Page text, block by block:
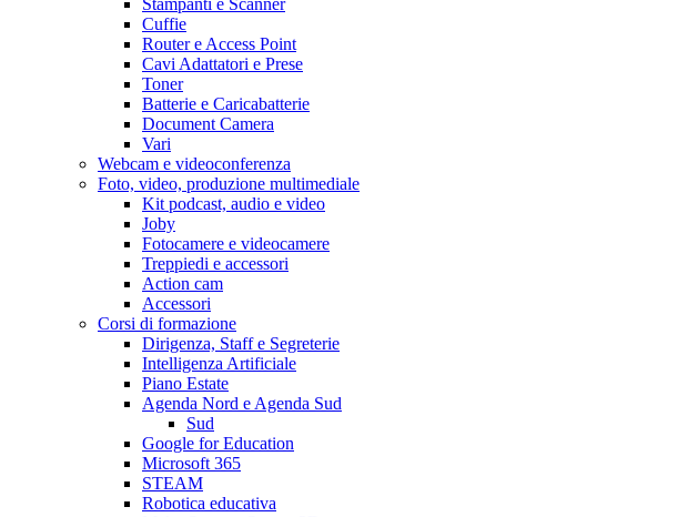
Cuffie
Router e Access Point
Cavi Adattatori e Prese
Toner
Batterie e Caricabatterie
Document Camera
Vari
Webcam e videoconferenza
Foto, video, produzione multimediale
Kit podcast, audio e video
Joby
Fotocamere e videocamere
Treppiedi e accessori
Action cam
Accessori
Corsi di formazione
Dirigenza, Staff e Segreterie
Intelligenza Artificiale
Piano Estate
Agenda Nord e Agenda Sud
Sud
Google for Education
Microsoft 365
STEAM
Robotica educativa